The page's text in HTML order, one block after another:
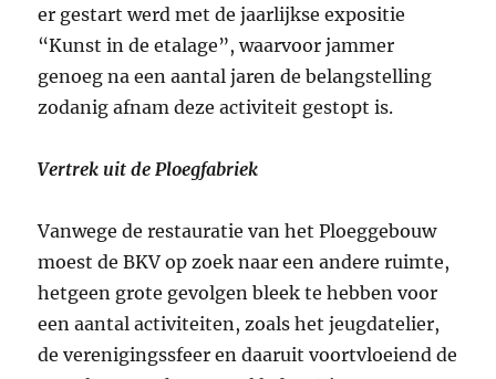
er gestart werd met de jaarlijkse expositie
“Kunst in de etalage”, waarvoor jammer
genoeg na een aantal jaren de belangstelling
zodanig afnam deze activiteit gestopt is.
Vertrek uit de Ploegfabriek
Vanwege de restauratie van het Ploeggebouw
moest de BKV op zoek naar een andere ruimte,
hetgeen grote gevolgen bleek te hebben voor
een aantal activiteiten, zoals het jeugdatelier,
de verenigingssfeer en daaruit voortvloeiend de